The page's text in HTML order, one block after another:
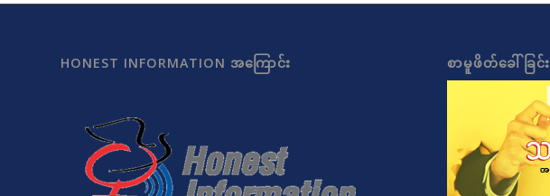
HONEST INFORMATION အကြောင်း စာမူဖိတ်ခေါ်ခြင်း